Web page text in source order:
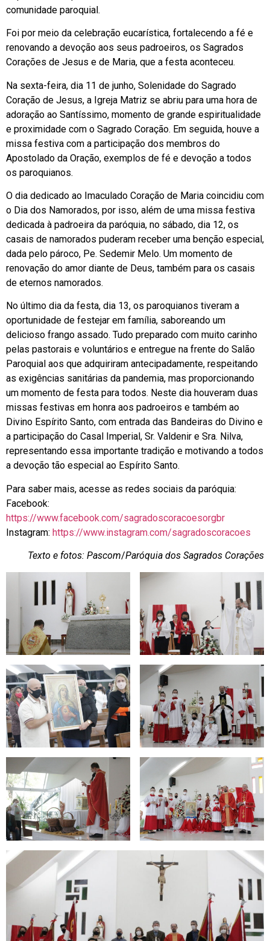
comunidade paroquial.
Foi por meio da celebração eucarística, fortalecendo a fé e
renovando a devoção aos seus padroeiros, os Sagrados
Corações de Jesus e de Maria, que a festa aconteceu.
Na sexta-feira, dia 11 de junho, Solenidade do Sagrado
Coração de Jesus, a Igreja Matriz se abriu para uma hora de
adoração ao Santíssimo, momento de grande espiritualidade
e proximidade com o Sagrado Coração. Em seguida, houve a
missa festiva com a participação dos membros do
Apostolado da Oração, exemplos de fé e devoção a todos
os paroquianos.
O dia dedicado ao Imaculado Coração de Maria coincidiu com
o Dia dos Namorados, por isso, além de uma missa festiva
dedicada à padroeira da paróquia, no sábado, dia 12, os
casais de namorados puderam receber uma benção especial,
dada pelo pároco, Pe. Sedemir Melo. Um momento de
renovação do amor diante de Deus, também para os casais
de eternos namorados.
No último dia da festa, dia 13, os paroquianos tiveram a
oportunidade de festejar em família, saboreando um
delicioso frango assado. Tudo preparado com muito carinho
pelas pastorais e voluntários e entregue na frente do Salão
Paroquial aos que adquiriram antecipadamente, respeitando
as exigências sanitárias da pandemia, mas proporcionando
um momento de festa para todos. Neste dia houveram duas
missas festivas em honra aos padroeiros e também ao
Divino Espírito Santo, com entrada das Bandeiras do Divino e
a participação do Casal Imperial, Sr. Valdenir e Sra. Nilva,
representando essa importante tradição e motivando a todos
a devoção tão especial ao Espírito Santo.
Para saber mais, acesse as redes sociais da paróquia:
Facebook:
https://www.facebook.com/sagradoscoracoesorgbr
Instagram: https://www.instagram.com/sagradoscoracoes
Texto e fotos: Pascom/Paróquia dos Sagrados Corações